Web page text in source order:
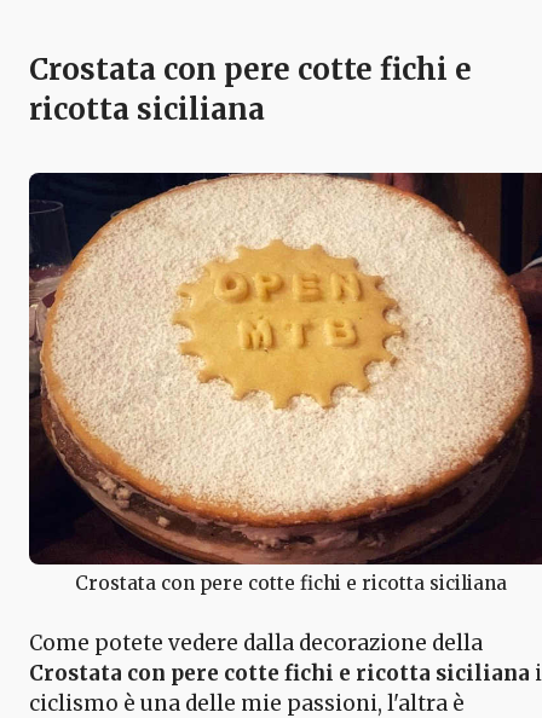
Crostata con pere cotte fichi e
ricotta siciliana
Crostata con pere cotte fichi e ricotta siciliana
Come potete vedere dalla decorazione della
Crostata con pere cotte fichi e ricotta siciliana
ciclismo è una delle mie passioni, l'altra è